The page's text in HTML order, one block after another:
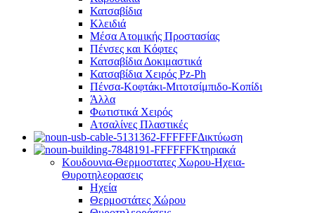
Κατσαβίδια
Κλειδιά
Μέσα Ατομικής Προστασίας
Πένσες και Κόφτες
Κατσαβίδια Δοκιμαστικά
Κατσαβίδια Χειρός Pz-Ph
Πένσα-Κοφτάκι-Μιτοτσίμπιδο-Κοπίδι
Άλλα
Φωτιστικά Χειρός
Ατσαλίνες Πλαστικές
Δικτύωση
Κτηριακά
Κουδουνια-Θερμοστατες Χωρου-Ηχεια-
Θυροτηλεορασεις
Ηχεία
Θερμοστάτες Χώρου